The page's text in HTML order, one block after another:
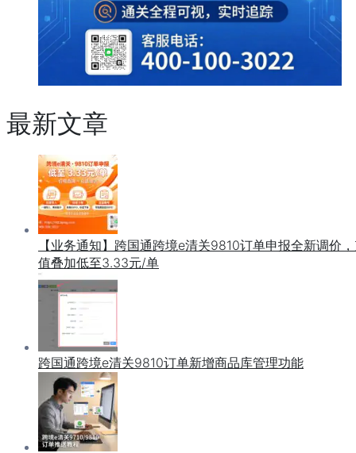
最新文章
【业务通知】跨国通跨境e清关9810订单申报全新调价
值叠加低至3.33元/单
跨国通跨境e清关9810订单新增商品库管理功能